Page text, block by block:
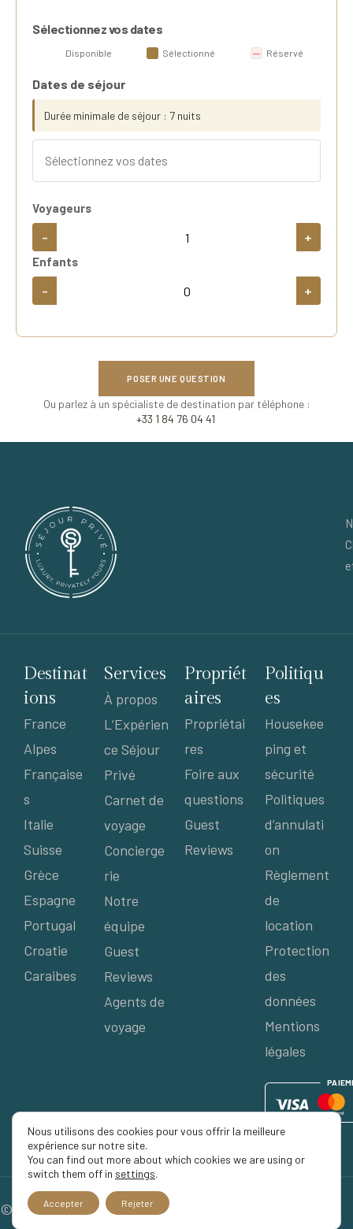
Sélectionnez vos dates
Disponible Sélectionné Réservé
Dates de séjour
Durée minimale de séjour : 7 nuits
Voyageurs
- +
Enfants
- +
POSER UNE QUESTION
Ou parlez à un spécialiste de destination par téléphone :
+33 1 84 76 04 41
Destinat
ions
France
Alpes
Française
s
Italie
Suisse
Grèce
Espagne
Portugal
Croatie
Caraibes
Services
À propos
L’Expérien
ce Séjour
Privé
Carnet de
voyage
Concierge
rie
Notre
équipe
Guest
Reviews
Agents de
voyage
Propriét
aires
Propriétai
res
Foire aux
questions
Guest
Reviews
Politiqu
es
Housekee
ping et
sécurité
Politiques
d’annulati
on
Règlement
de
location
Protection
des
données
Mentions
légales
PAIEM
© 2026 Séjour Privé, Tous droits réservés.
Nous utilisons des cookies pour vous offrir la meilleure
expérience sur notre site.
You can find out more about which cookies we are using or
switch them off in settings.
Accepter Rejeter